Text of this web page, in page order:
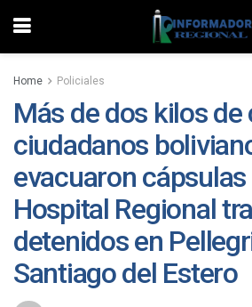
Home Policiales
Más de dos kilos de
ciudadanos
evacuaron cápsulas
Hospital Regional
detenidos en
Santiago del Estero